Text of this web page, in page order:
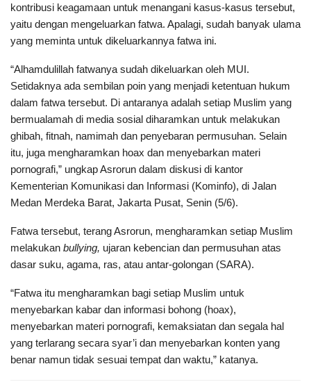
kontribusi keagamaan untuk menangani kasus-kasus tersebut,
yaitu dengan mengeluarkan fatwa. Apalagi, sudah banyak ulama
yang meminta untuk dikeluarkannya fatwa ini.
“Alhamdulillah fatwanya sudah dikeluarkan oleh MUI.
Setidaknya ada sembilan poin yang menjadi ketentuan hukum
dalam fatwa tersebut. Di antaranya adalah setiap Muslim yang
bermualamah di media sosial diharamkan untuk melakukan
ghibah, fitnah, namimah dan penyebaran permusuhan. Selain
itu, juga mengharamkan hoax dan menyebarkan materi
pornografi,” ungkap Asrorun dalam diskusi di kantor
Kementerian Komunikasi dan Informasi (Kominfo), di Jalan
Medan Merdeka Barat, Jakarta Pusat, Senin (5/6).
Fatwa tersebut, terang Asrorun, mengharamkan setiap Muslim
melakukan bullying, ujaran kebencian dan permusuhan atas
dasar suku, agama, ras, atau antar-golongan (SARA).
“Fatwa itu mengharamkan bagi setiap Muslim untuk
menyebarkan kabar dan informasi bohong (hoax),
menyebarkan materi pornografi, kemaksiatan dan segala hal
yang terlarang secara syar’i dan menyebarkan konten yang
benar namun tidak sesuai tempat dan waktu,” katanya.